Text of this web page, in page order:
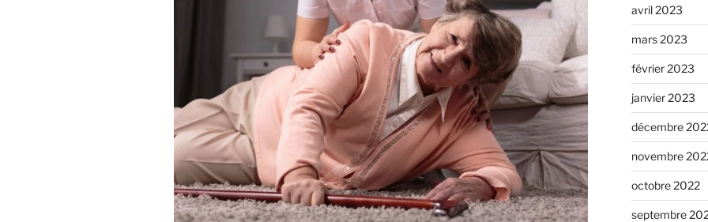
? »
avril 2023
mars 2023
février 2023
janvier 2023
décembre
novembre
octobre 2022
septembre